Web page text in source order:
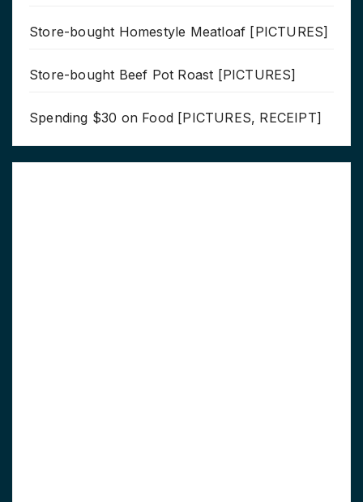
Store-bought Homestyle Meatloaf [PICTURES]
Store-bought Beef Pot Roast [PICTURES]
Spending $30 on Food [PICTURES, RECEIPT]